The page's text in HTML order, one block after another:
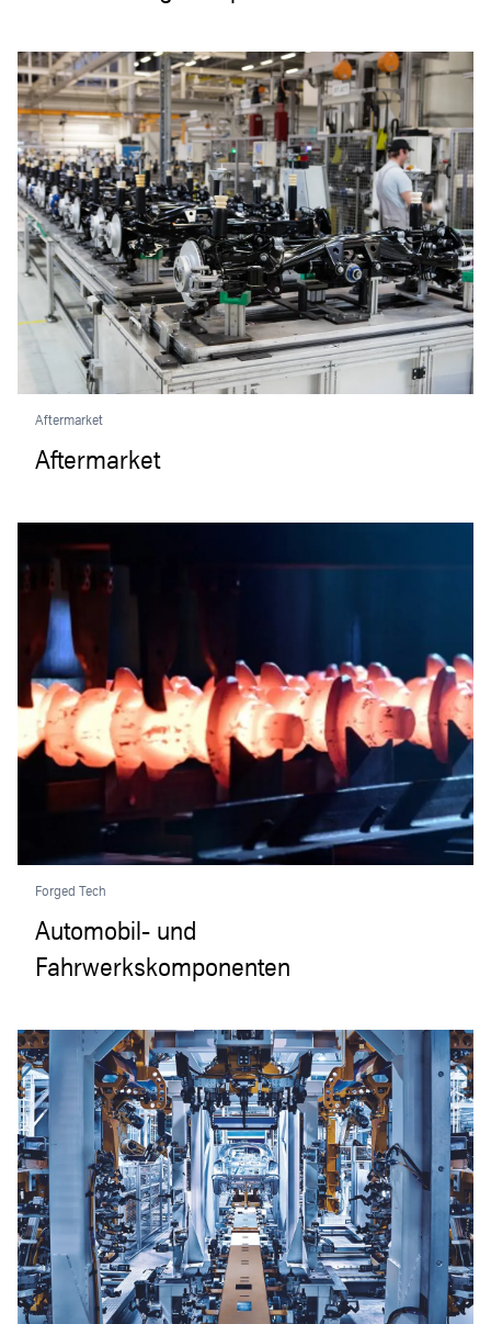
Aftermarket
Aftermarket
Forged Tech
Automobil- und
Fahrwerkskomponenten